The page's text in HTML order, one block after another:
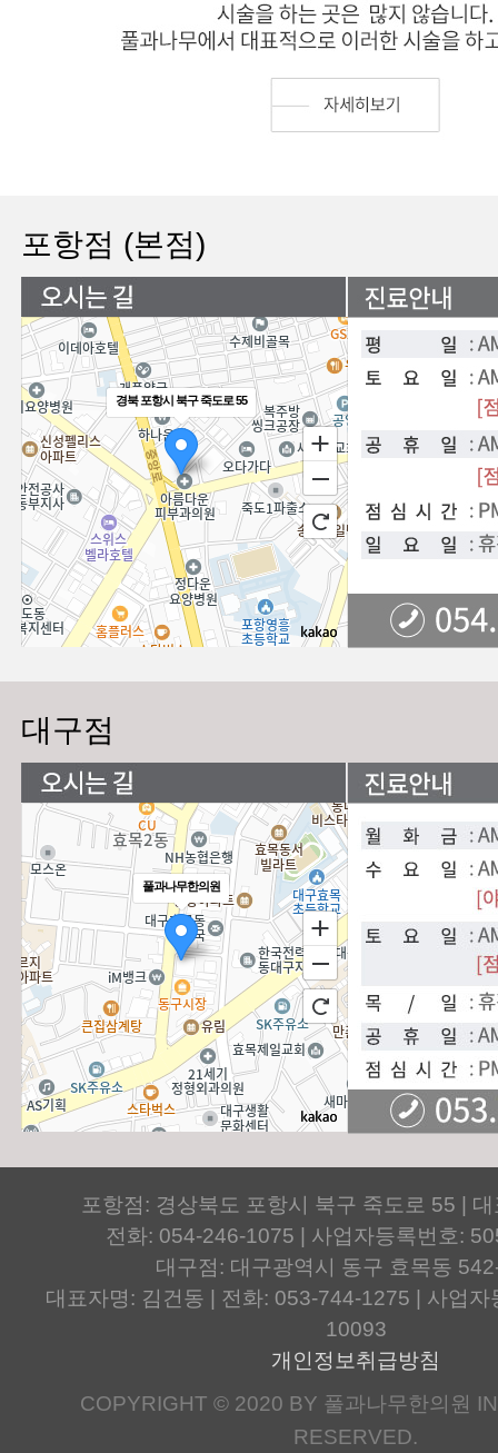
포항점 (본점)
경북 포항시 북구 죽도로 55
대구점
풀과나무한의원
포항점: 경상북도 포항시 북구 죽도로 55 |
전화: 054-246-1075 | 사업자등록번호:
대구점: 대구광역시 동구 효목동
대표자명: 김건동 | 전화: 053-744-1275 | 사업
10093
개인정보취급방침
COPYRIGHT © 2020 BY 풀과나무한의원
RESERVED.